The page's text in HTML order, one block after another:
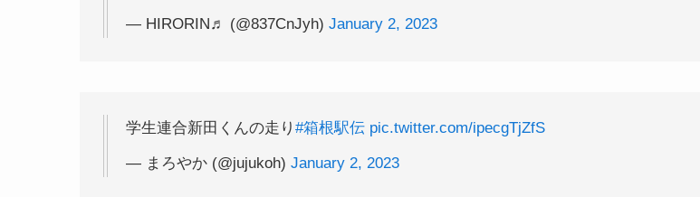
— HIRORIN♬ (@837CnJyh) January 2, 2023
学生連合新田くんの走り #箱根駅伝 pic.twitter.com/ipecgTjZfS
— まろやか (@jujukoh) January 2, 2023